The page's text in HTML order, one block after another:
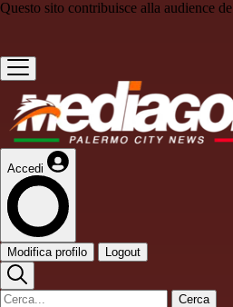
Questo sito contribuisce alla audience de
Accedi
Modifica profilo Logout
Cerca